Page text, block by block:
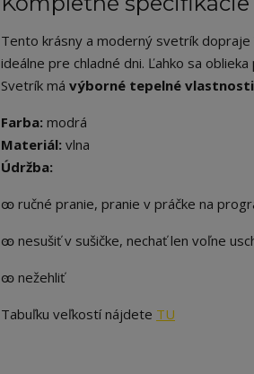
Tento krásny a moderný svetrík dopraje
ideálne pre chladné dni. Ľahko sa
Svetrík má výborné tepelné vlastnosti
Farba: modrá
Materiál: vlna
Údržba:
ꙭ ručné pranie, pranie v práčke na
ꙭ nesušiť v sušičke, nechať len voľne
ꙭ nežehliť
Tabuľku veľkostí nájdete TU